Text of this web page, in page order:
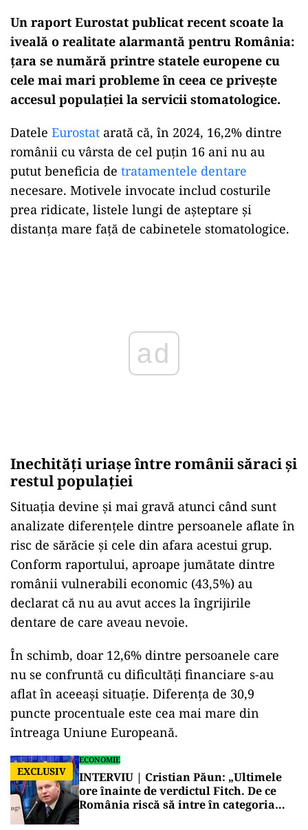
Un raport Eurostat publicat recent scoate la
iveală o realitate alarmantă pentru România:
țara se numără printre statele europene cu
cele mai mari probleme în ceea ce privește
accesul populației la servicii stomatologice.
Datele Eurostat arată că, în 2024, 16,2% dintre
românii cu vârsta de cel puțin 16 ani nu au
putut beneficia de tratamentele dentare
necesare. Motivele invocate includ costurile
prea ridicate, listele lungi de așteptare și
distanța mare față de cabinetele stomatologice.
Inechități uriașe între românii săraci și
restul populației
Situația devine și mai gravă atunci când sunt
analizate diferențele dintre persoanele aflate în
risc de sărăcie și cele din afara acestui grup.
Conform raportului, aproape jumătate dintre
românii vulnerabili economic (43,5%) au
declarat că nu au avut acces la îngrijirile
dentare de care aveau nevoie.
În schimb, doar 12,6% dintre persoanele care
nu se confruntă cu dificultăți financiare s-au
aflat în aceeași situație. Diferența de 30,9
puncte procentuale este cea mai mare din
întreaga Uniune Europeană.
EXCLUSIV
ECONOMIE
INTERVIU | Cristian Păun: „Ultimele
ore înainte de verdictul Fitch. De ce
România riscă să intre în categoria